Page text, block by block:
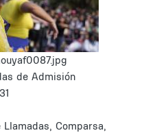
de Admisión
Comparsa,